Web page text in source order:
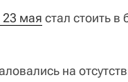
23 мая стал стоить в
на